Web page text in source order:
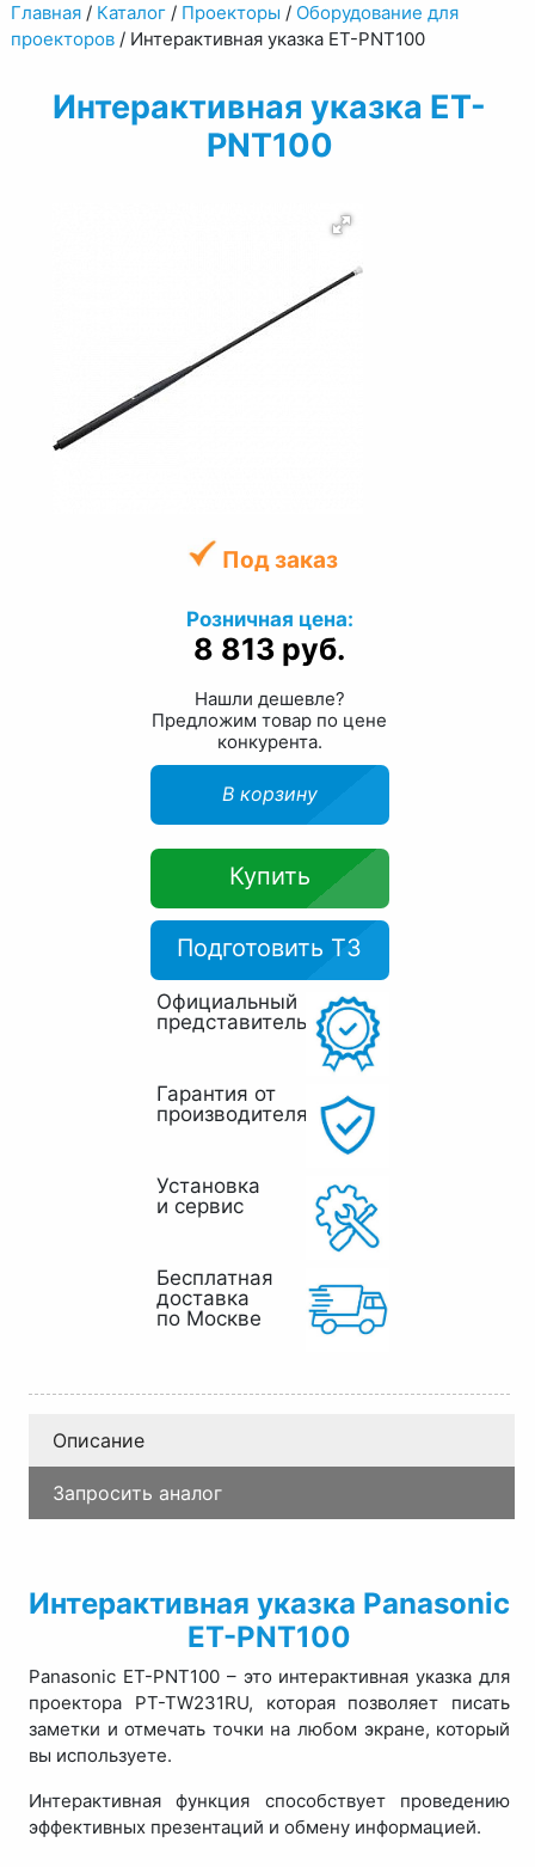
Главная/ Каталог/ Проекторы / Оборудование для
проекторов/ Интерактивная указка ET-PNT100
Интерактивная указка ET-
PNT100
Под заказ
Розничная цена:
8 813 руб.
Нашли дешевле?
Предложим товар по цене
конкурента.
В корзину
Купить
Подготовить ТЗ
Официальный
представитель
Гарантия от
производителя
Установка
и сервис
Бесплатная
доставка
по Москве
Описание
Запросить аналог
Интерактивная указка Panasonic
ET-PNT100
Panasonic ET-PNT100 – это интерактивная указка для
проектора PT-TW231RU, которая позволяет писать
заметки и отмечать точки на любом экране, который
вы используете.
Интерактивная функция способствует проведению
эффективных презентаций и обмену информацией.